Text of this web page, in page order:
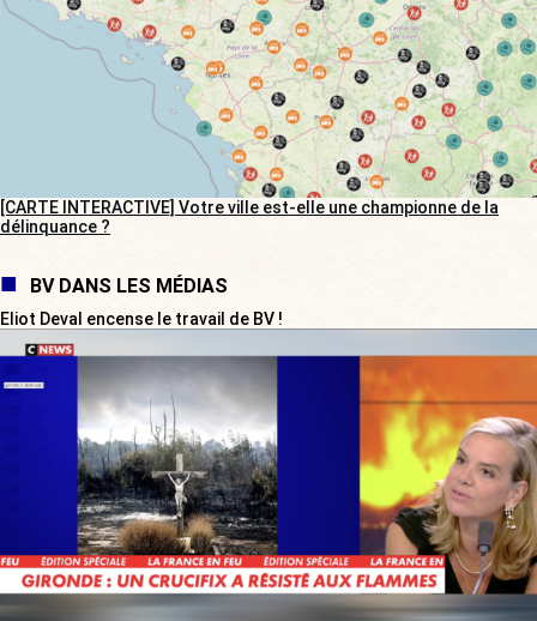
[CARTE INTERACTIVE] Votre ville est-elle une championne de la
délinquance ?
BV DANS LES MÉDIAS
Eliot Deval encense le travail de BV !